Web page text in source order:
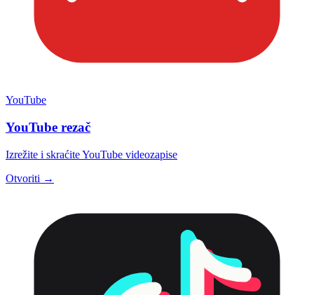
YouTube
YouTube rezač
Izrežite i skraćite YouTube videozapise
Otvoriti →